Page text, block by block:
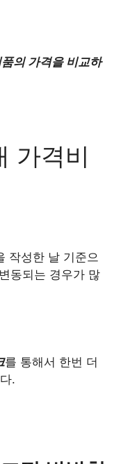
의 가격을 비교하
가격비
작성한 날 기준으
동되는 경우가 많
를 통해서 한번 더
.